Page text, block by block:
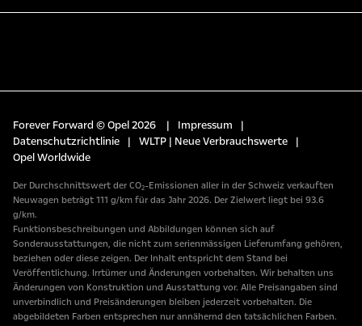
Forever Forward © Opel 2026 | Impressum
|
Datenschutzrichtlinie
| WLTP | Neue Verbrauchswerte
|
Opel Worldwide
Der Durchschnittswert der CO₂-Emissionen aller in der Schweiz verkauften
Neuwagen beträgt 111 g/km für das Jahr 2026. Der Zielwert liegt bei 93.6
g/km.
Funktionsbeschreibungen und Abbildungen können sich auf
Sonderausstattungen, die nicht zum serienmässigen Lieferumfang gehören,
beziehen oder diese zeigen. Der Inhalt entspricht dem Stand bei
Veröffentlichung. Irrtümer und Änderungen vorbehalten. Wir behalten uns
Änderungen von Konstruktion und Ausstattung vor. Alle Preisangaben sind
unverbindlich und Preisänderungen bleiben jederzeit vorbehalten. Die
abgebildeten Farben entsprechen nur annähernd den tatsächlichen Farben.